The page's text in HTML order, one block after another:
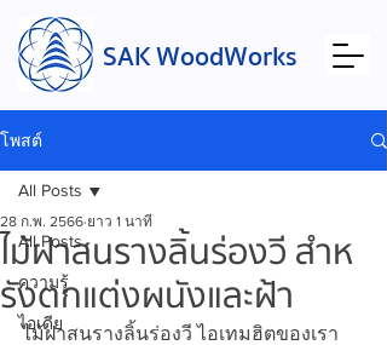
SAK WoodWorks
โพสต์
All Posts
ความรู้
ไอเดีย
All Posts
ไม้ฝาสนรางลิ้นร่องวี สำห
รังตกแต่งผนังและฝ้า
28 ก.พ. 2566 ยาว 1 นาที
ไม้ฝาสนรางลิ้นร่องวี ไอเทมฮิตของเรา